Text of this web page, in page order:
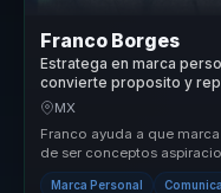
Franco Borges
Estratega en marca
convierte proposito y
autoridad para lideres y
MX
Franco ayuda a que
de ser conceptos
concretas ...
Marca Personal